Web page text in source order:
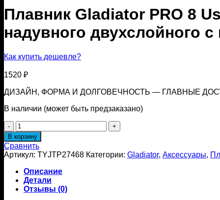
Плавник Gladiator PRO 8
надувного двухслойного
Как купить дешевле?
1520 ₽
ДИЗАЙН, ФОРМА И ДОЛГОВЕЧНОСТЬ — ГЛАВНЫЕ
В наличии (может быть предзаказано)
Количество
товара
Плавник
Gladiator
PRO
8
UsBox
для
SUP
В корзину
Сравнить
Артикул: TYJTP27468 Категории: Gladiator, Аксессуары,
Описание
Детали
Отзывы (0)